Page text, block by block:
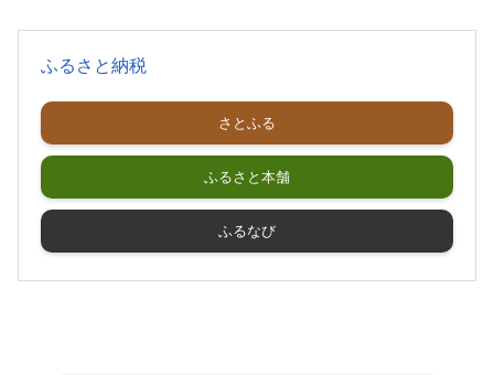
ふるさと納税
さとふる
ふるさと本舗
ふるなび